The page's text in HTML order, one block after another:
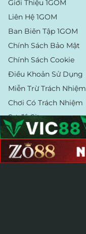
Giới Thiệu 1GOM
Liên Hệ 1GOM
Ban Biên Tập 1GOM
Chính Sách Bảo Mật
Chính Sách Cookie
Điều Khoản Sử Dụng
Miễn Trừ Trách Nhiệm
Chơi Có Trách Nhiệm
Sơ đồ Sitemap